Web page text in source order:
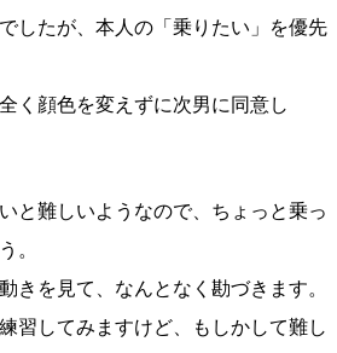
したが、本人の「乗りたい」を優先
く顔色を変えずに次男に同意し
と難しいようなので、ちょっと乗っ
。
きを見て、なんとなく勘づきます。
習してみますけど、もしかして難し